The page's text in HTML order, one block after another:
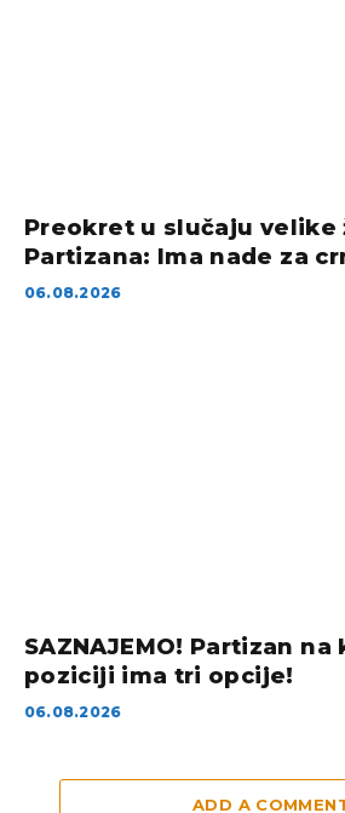
Preokret u slučaju velike
Partizana: Ima nade za
06.08.2026
SAZNAJEMO! Partizan
poziciji ima tri opcije!
06.08.2026
ADD A